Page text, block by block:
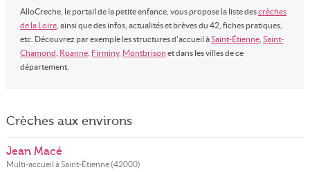
AlloCreche, le portail de la petite enfance, vous propose la liste descrèches
de la Loire, ainsi que des infos, actualités et brèves du 42, fiches pratiques,
etc. Découvrez par exemple les structures d'accueil àSaint-Étienne, Saint-
Chamond Roanne, Firminy, Montbrison et dans les villes de ce
département.
Crèches aux environs
Jean Macé
Multi-accueil àSaint-Étienne(42000)